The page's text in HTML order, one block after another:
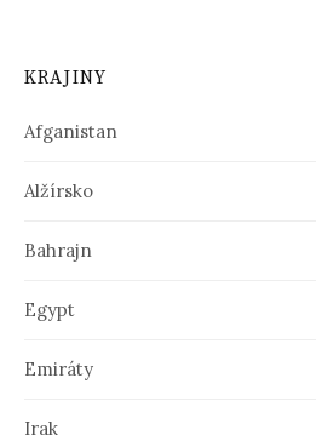
KRAJINY
Afganistan
Alžírsko
Bahrajn
Egypt
Emiráty
Irak